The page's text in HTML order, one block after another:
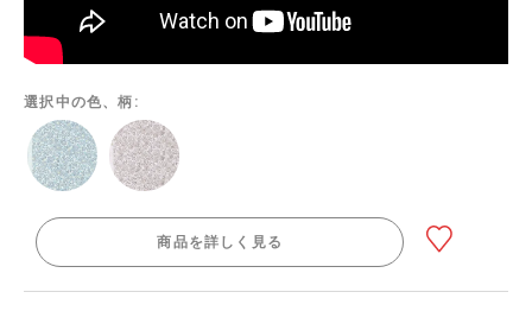
選択中の色、柄:
商品を詳しく見る